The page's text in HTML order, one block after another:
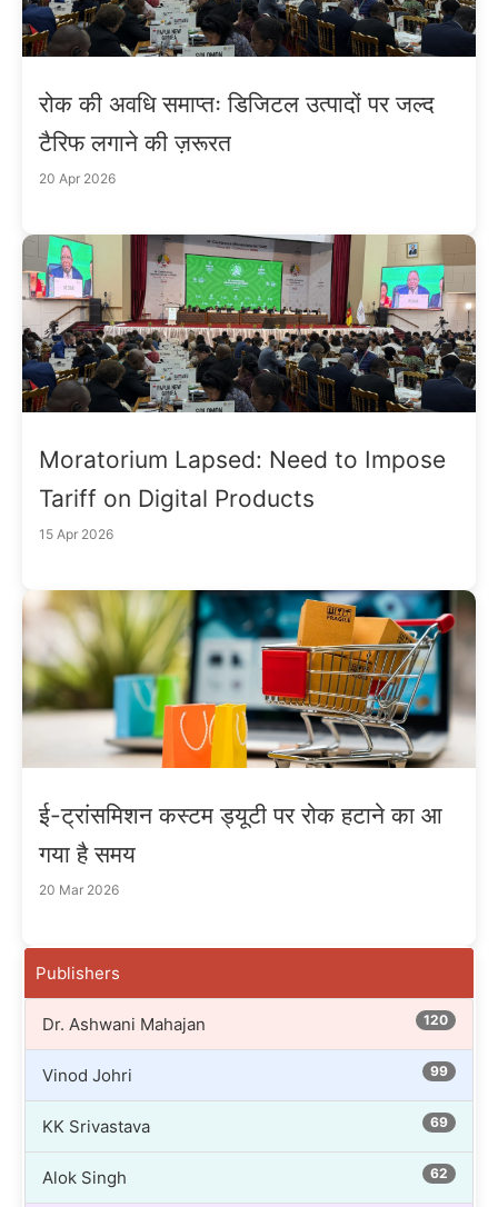
रोक की अवधि समाप्तः डिजिटल उत्पादों पर जल्द
टैरिफ लगाने की ज़रूरत
20 Apr 2026
Moratorium Lapsed: Need to Impose
Tariff on Digital Products
15 Apr 2026
ई-ट्रांसमिशन कस्टम ड्यूटी पर रोक हटाने का आ
गया है समय
20 Mar 2026
Publishers
Dr. Ashwani Mahajan 120
Vinod Johri 99
KK Srivastava 69
Alok Singh 62